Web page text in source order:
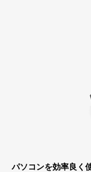
パソコンを効率良く